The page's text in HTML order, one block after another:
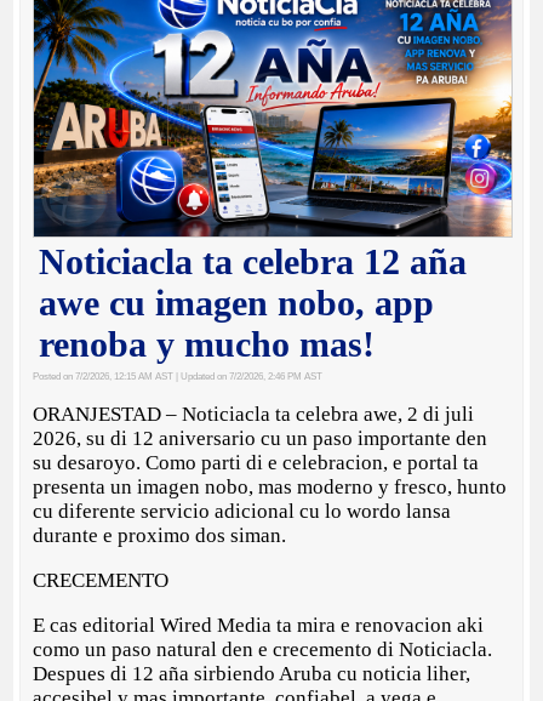
Noticiacla ta celebra 12 aña
awe cu imagen nobo, app
renoba y mucho mas!
Posted on 7/2/2026, 12:15 AM AST | Updated on 7/2/2026, 2:46 PM AST
ORANJESTAD – Noticiacla ta celebra awe, 2 di juli
2026, su di 12 aniversario cu un paso importante den
su desaroyo. Como parti di e celebracion, e portal ta
presenta un imagen nobo, mas moderno y fresco, hunto
cu diferente servicio adicional cu lo wordo lansa
durante e proximo dos siman.
CRECEMENTO
E cas editorial Wired Media ta mira e renovacion aki
como un paso natural den e crecemento di Noticiacla.
Despues di 12 aña sirbiendo Aruba cu noticia liher,